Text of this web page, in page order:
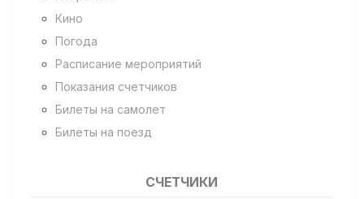
Кино
Погода
Расписание мероприятий
Показания счетчиков
Билеты на самолет
Билеты на поезд
СЧЕТЧИКИ